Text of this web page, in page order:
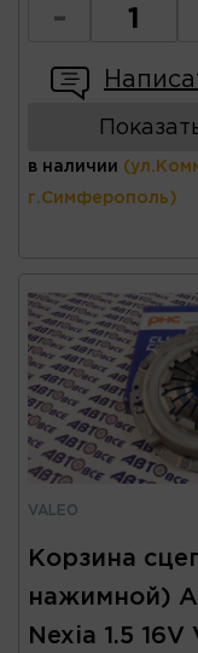
-
в наличии
г.Симферополь)
VALEO
Корзина
нажимной)
Nexia 1.5 16V